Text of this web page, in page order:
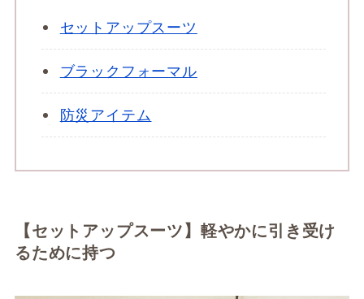
セットアップスーツ
ブラックフォーマル
防災アイテム
【セットアップスーツ】軽やかに引き受け
るために持つ